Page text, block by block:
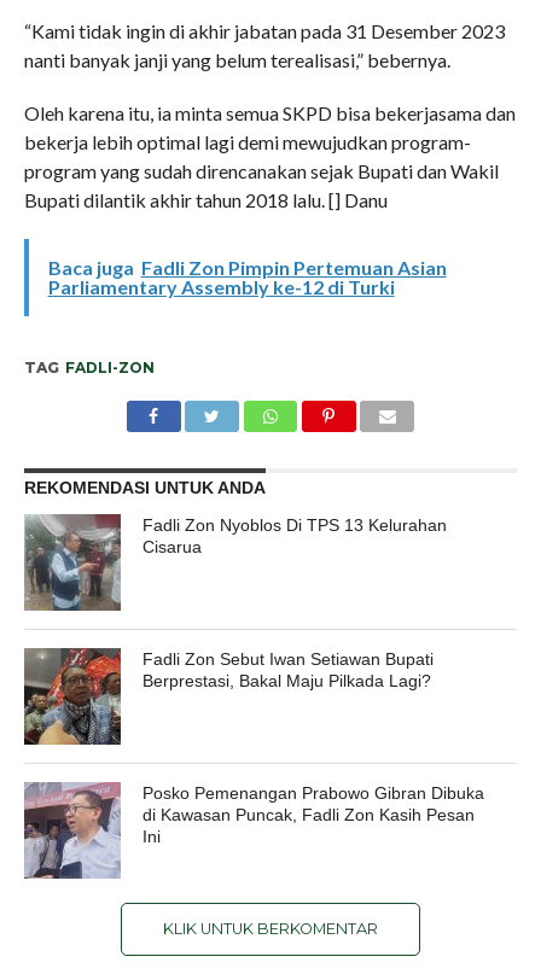
“Kami tidak ingin di akhir jabatan pada 31 Desember 2023
nanti banyak janji yang belum terealisasi,” bebernya.
Oleh karena itu, ia minta semua SKPD bisa bekerjasama dan
bekerja lebih optimal lagi demi mewujudkan program-
program yang sudah direncanakan sejak Bupati dan Wakil
Bupati dilantik akhir tahun 2018 lalu. [] Danu
Baca juga Fadli Zon Pimpin Pertemuan Asian
Parliamentary Assembly ke-12 di Turki
TAG FADLI-ZON
REKOMENDASI UNTUK ANDA
Fadli Zon Nyoblos Di TPS 13 Kelurahan
Cisarua
Fadli Zon Sebut Iwan Setiawan Bupati
Berprestasi, Bakal Maju Pilkada Lagi?
Posko Pemenangan Prabowo Gibran Dibuka
di Kawasan Puncak, Fadli Zon Kasih Pesan
Ini
KLIK UNTUK BERKOMENTAR